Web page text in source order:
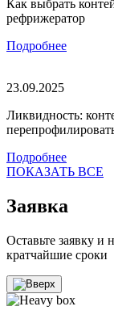
Как выбрать
рефрижератор
Подробнее
23.09.2025
Ликвидность:
Подробнее
ПОКАЗАТЬ ВСЕ
Заявка
Оставьте заявку и
кратчайшие сроки